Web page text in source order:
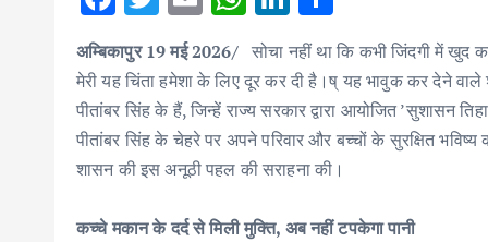
e
b
o
o
w
it
te
r
ai
l
h
at
s
A
p
p
n
k
e
dI
n
h
ar
e
अम्बिकापुर 19 मई 2026/सोचा नहीं था कि कभी जिंदगी में खुद
मेरी यह चिंता हमेशा के लिए दूर कर दी है।ष् यह भावुक कर देने
पीतांबर सिंह के हैं, जिन्हें राज्य सरकार द्वारा आयोजित ’सुशासन
पीतांबर सिंह के चेहरे पर अपने परिवार और बच्चों के सुरक्षित
शासन की इस अनूठी पहल की सराहना की।
कच्चे मकान के दर्द से मिली मुक्ति, अब नहीं टपकेगा पानी